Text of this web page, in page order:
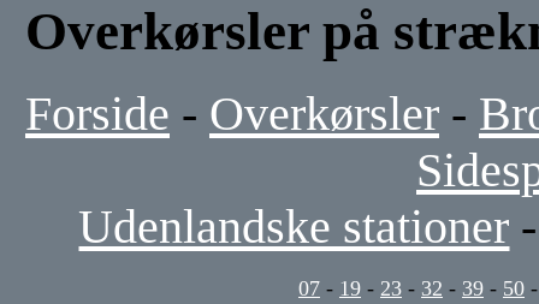
Overkørsler på
Forside - Overkørsler -
Udenlandske stationer
07 - 19 - 23 - 32 - 39 - 50